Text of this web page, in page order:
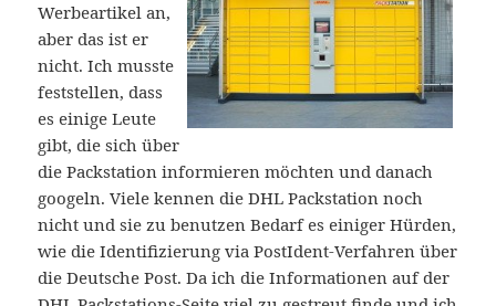
Werbeartikel an,
aber das ist er
nicht. Ich musste
feststellen, dass
es einige Leute
gibt, die sich über
die Packstation informieren möchten und danach
googeln. Viele kennen die DHL Packstation noch
nicht und sie zu benutzen Bedarf es einiger Hürden,
wie die Identifizierung via PostIdent-Verfahren über
die Deutsche Post. Da ich die Informationen auf der